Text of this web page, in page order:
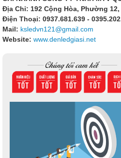
Địa Chỉ: 192 Cộng Hòa, Phường 12,
Điện Thoại: 0937.681.639 -
Mail: ksledvn121@gmail.com
Website: www.denledgiasi.net